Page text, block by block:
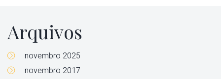
Arquivos
novembro 2025
novembro 2017